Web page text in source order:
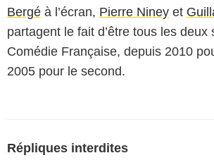
Bergé à l’écran, Pierre Niney et
partagent le fait d’être tous les deux
Comédie Française, depuis 2010
2005 pour le second.
Répliques interdites